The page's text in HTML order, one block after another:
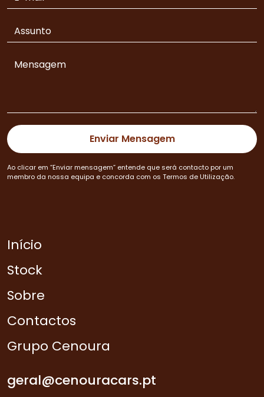
Ao clicar em “Enviar mensagem” entende que será contacto por um
membro da nossa equipa e concorda com os Termos de Utilização.
Início
Stock
Sobre
Contactos
Grupo Cenoura
geral@cenouracars.pt